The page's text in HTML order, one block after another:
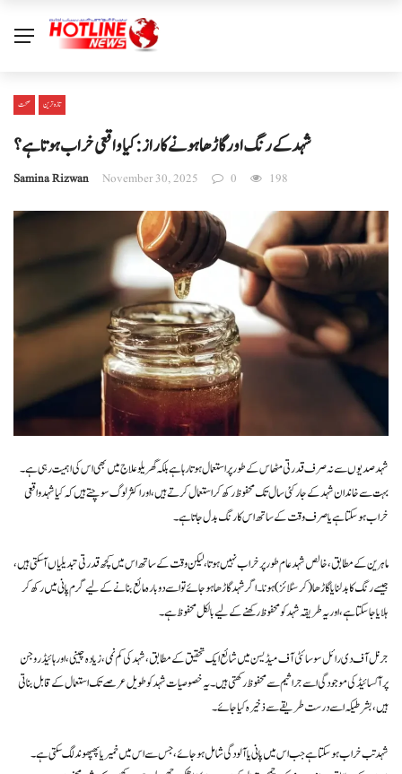
صحت تازہ ترین
شہد کے رنگ اور گاڑھا ہونے کا راز: کیا واقعی خراب ہوتا ہے؟
Samina Rizwan November 30, 2025 0 198
شہد صدیوں سے نہ صرف قدرتی مٹھاس کے طور پر استعمال ہوتا رہا ہے بلکہ گھریلو علاج میں بھی اس کی اہمیت رہی ہے۔
بہت سے خاندان شہد کے جار کئی سال تک محفوظ رکھ کر استعمال کرتے ہیں، اور اکثر لوگ سوچتے ہیں کہ کیا شہد واقعی
خراب ہو سکتا ہے یا صرف وقت کے ساتھ اس کا رنگ بدل جاتا ہے۔
ماہرین کے مطابق، خالص شہد عام طور پر خراب نہیں ہوتا، لیکن وقت کے ساتھ اس میں کچھ قدرتی تبدیلیاں آ سکتی ہیں،
جیسے رنگ کا بدلنا یا گاڑھا (کرسٹلائز) ہونا۔ اگر شہد گاڑھا ہو جائے تو اسے دوبارہ مائع بنانے کے لیے گرم پانی میں رکھ کر
ہلایا جا سکتا ہے، اور یہ طریقہ شہد کو محفوظ رکھنے کے لیے بالکل محفوظ ہے۔
جرنل آف دی رائل سوسائٹی آف میڈیسن میں شائع ایک تحقیق کے مطابق، شہد کی کم نمی، زیادہ چینی، اور ہائیڈروجن
پرآکسائیڈ کی موجودگی اسے جراثیم سے محفوظ رکھتی ہیں۔ یہ خصوصیات شہد کو طویل عرصے تک استعمال کے قابل بناتی
ہیں، بشرطیکہ اسے درست طریقے سے ذخیرہ کیا جائے۔
شہد تب خراب ہو سکتا ہے جب اس میں پانی یا آلودگی شامل ہو جائے، جس سے اس میں خمیر یا پھپھوند لگ سکتی ہے۔